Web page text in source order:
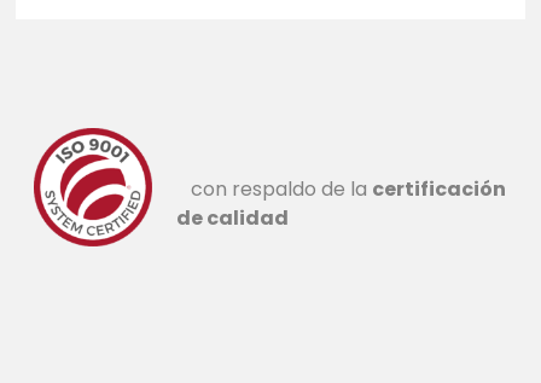
con respaldo de la certificación
de calidad